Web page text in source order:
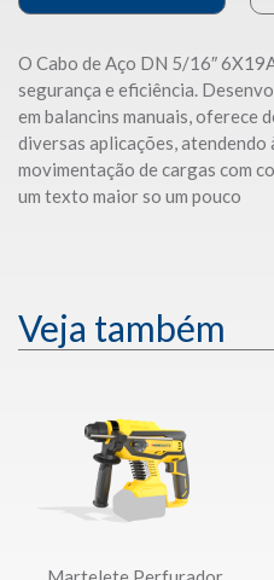
O Cabo de Aço DN 5/16″
segurança e eficiência.
em balancins manuais, oferece
diversas aplicações, atendendo
movimentação de cargas com
um texto maior so um pouco
Veja também